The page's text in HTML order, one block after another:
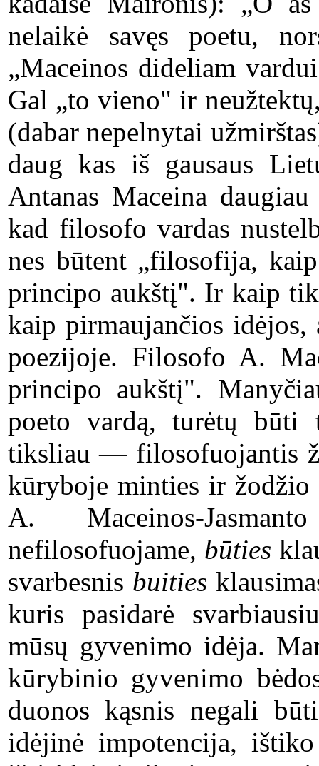
nelaikė savęs poetu,
„Maceinos dideliam
Gal „to vieno" ir
(dabar nepelnytai
daug kas iš gausaus
Antanas Maceina
kad filosofo vardas
nes būtent „filosofija,
principo aukštį". Ir kaip
kaip pirmaujančios idėjos,
poezijoje. Filosofo A.
principo aukštį".
poeto vardą, turėtų būti
tiksliau — filosofuojantis
kūryboje minties ir
A. Maceinos-
nefilosofuojame, būties
svarbesnis buities
kuris pasidarė
mūsų gyvenimo idėja.
kūrybinio gyvenimo
duonos kąsnis negali
idėjinė impotencija,